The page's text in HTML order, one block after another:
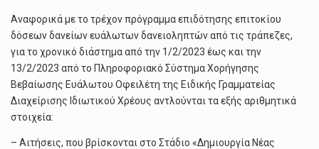
Αναφορικά με το τρέχον πρόγραμμα επιδότησης επιτοκίου
δόσεων δανείων ευάλωτων δανειοληπτών από τις τράπεζες,
για το χρονικό διάστημα από την 1/2/2023 έως και την
13/2/2023 από το Πληροφοριακό Σύστημα Χορήγησης
Βεβαίωσης Ευάλωτου Οφειλέτη της Ειδικής Γραμματείας
Διαχείρισης Ιδιωτικού Χρέους αντλούνται τα εξής αριθμητικά
στοιχεία:
– Αιτήσεις, που βρίσκονται στο Στάδιο «Δημιουργία Νέας